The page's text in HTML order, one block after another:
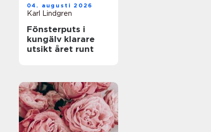
04. augusti 2026
Karl Lindgren
Fönsterputs i
kungälv klarare
utsikt året runt